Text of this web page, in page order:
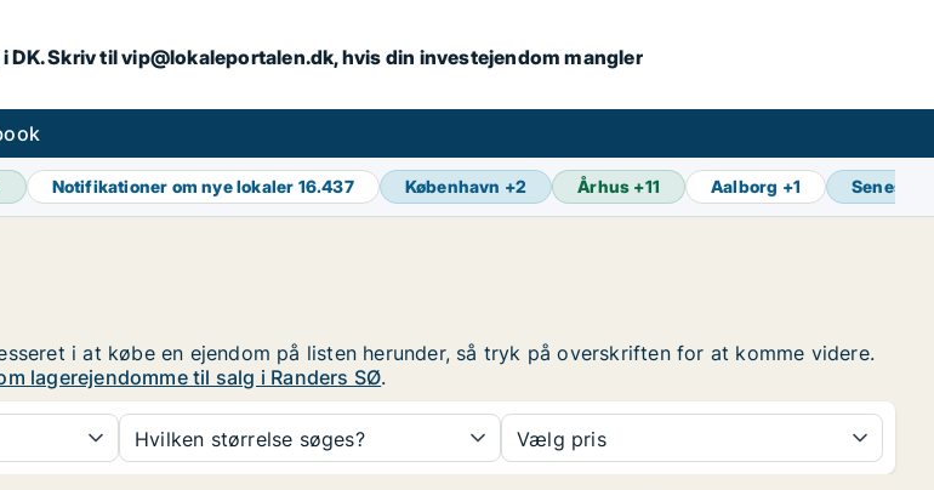
Skriv til vip@lokaleportalen.dk, hvis din investejendom mangler
Notifikationer om nye lokaler 16.437 København +2 Århus +11 Aalborg +1 Seneste
i at købe en ejendom på listen herunder, så tryk på overskriften for at komme videre.
lagerejendomme til salg i Randers SØ.
Hvilken størrelse søges? Vælg pris